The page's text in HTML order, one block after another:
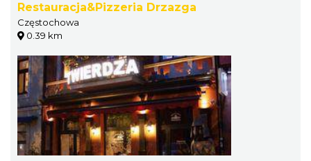
Restauracja&Pizzeria Drzazga
Częstochowa
0.39 km